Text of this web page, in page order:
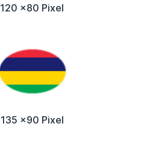
120 x80 Pixel
135 x90 Pixel